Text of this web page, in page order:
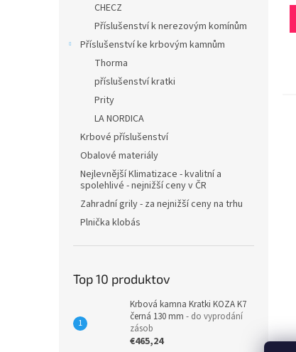
CHECZ
Příslušenství k nerezovým komínům
Příslušenství ke krbovým kamnům
Thorma
příslušenství kratki
Prity
LA NORDICA
Krbové příslušenství
Obalové materiály
Nejlevnější Klimatizace - kvalitní a
spolehlivé - nejnižší ceny v ČR
Zahradní grily - za nejnižší ceny na trhu
Plnička klobás
Top 10 produktov
Krbová kamna Kratki KOZA K7
černá 130 mm - do vyprodání
zásob
€465,24